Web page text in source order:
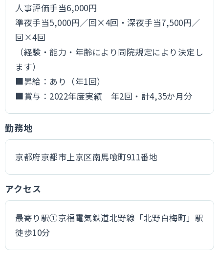
人事評価手当6,000円
準夜手当5,000円／回×4回・深夜手当7,500円／
回×4回
（経験・能力・年齢により同院規定により決定し
ます）
■昇給：あり（年1回）
■賞与：2022年度実績 年2回・計4,35か月分
勤務地
京都府京都市上京区南馬喰町911番地
アクセス
最寄り駅①京福電気鉄道北野線「北野白梅町」駅
徒歩10分